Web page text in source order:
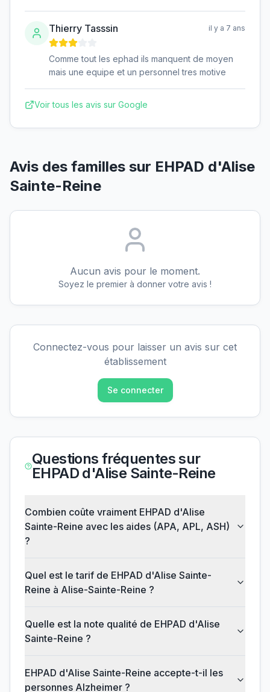
Thierry Tasssin il y a 7 ans
Comme tout les ephad ils manquent de moyen
mais une equipe et un personnel tres motive
Voir tous les avis sur Google
Avis des familles sur EHPAD d'Alise
Sainte-Reine
Aucun avis pour le moment.
Soyez le premier à donner votre avis !
Connectez-vous pour laisser un avis sur cet
établissement
Se connecter
Questions fréquentes sur
EHPAD d'Alise Sainte-Reine
Combien coûte vraiment EHPAD d'Alise
Sainte-Reine avec les aides (APA, APL, ASH)
?
Quel est le tarif de EHPAD d'Alise Sainte-
Reine à Alise-Sainte-Reine ?
Quelle est la note qualité de EHPAD d'Alise
Sainte-Reine ?
EHPAD d'Alise Sainte-Reine accepte-t-il les
personnes Alzheimer ?